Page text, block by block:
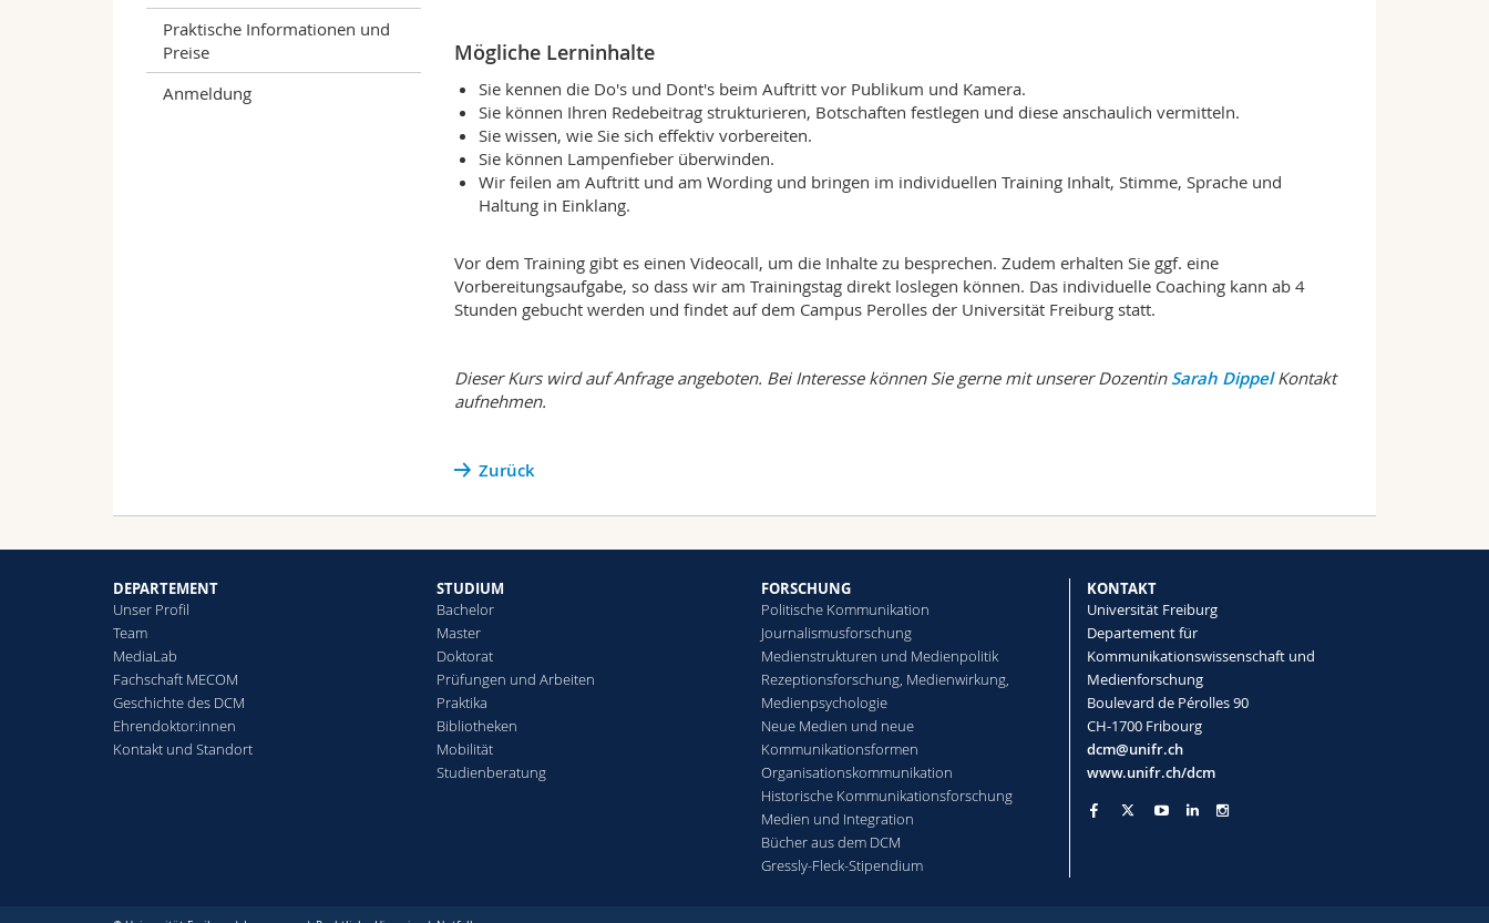
Praktische Informationen und
Preise
Anmeldung
Mögliche Lerninhalte
Sie kennen die Do's und Dont's beim Auftritt vor Publikum und Kamera.
Sie können Ihren Redebeitrag strukturieren, Botschaften festlegen und diese anschaulich vermitteln.
Sie wissen, wie Sie sich effektiv vorbereiten.
Sie können Lampenfieber überwinden.
Wir feilen am Auftritt und am Wording und bringen im individuellen Training Inhalt, Stimme, Sprache und
Haltung in Einklang.
Vor dem Training gibt es einen Videocall, um die Inhalte zu besprechen. Zudem erhalten Sie ggf. eine
Vorbereitungsaufgabe, so dass wir am Trainingstag direkt loslegen können. Das individuelle Coaching kann ab 4
Stunden gebucht werden und findet auf dem Campus Perolles der Universität Freiburg statt.
Dieser Kurs wird auf Anfrage angeboten. Bei Interesse können Sie gerne mit unserer Dozentin Sarah DippelKontakt
aufnehmen.
Zurück
DEPARTEMENT
Unser Profil
Team
MediaLab
Fachschaft MECOM
Geschichte des DCM
Ehrendoktor:innen
Kontakt und Standort
STUDIUM
Bachelor
Master
Doktorat
Prüfungen und Arbeiten
Praktika
Bibliotheken
Mobilität
Studienberatung
FORSCHUNG
Politische Kommunikation
Journalismusforschung
Medienstrukturen und Medienpolitik
Rezeptionsforschung, Medienwirkung,
Medienpsychologie
Neue Medien und neue
Kommunikationsformen
Organisationskommunikation
Historische Kommunikationsforschung
Medien und Integration
Bücher aus dem DCM
Gressly-Fleck-Stipendium
KONTAKT
Universität Freiburg
Departement für
Kommunikationswissenschaft und
Medienforschung
Boulevard de Pérolles 90
CH-1700 Fribourg
dcm@unifr.ch
www.unifr.ch/dcm